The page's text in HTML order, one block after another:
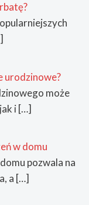
urodzinowe?
może
i[…]
w domu
pozwala na
a […]